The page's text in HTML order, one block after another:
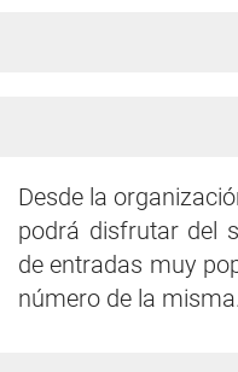
Desde la
podrá disfrutar del
de entradas muy
número de la misma.